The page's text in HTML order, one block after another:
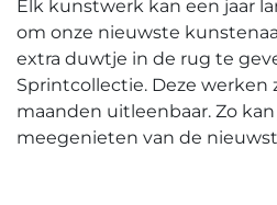
Elk kunstwerk kan een jaar
om onze nieuwste
extra duwtje in de rug te
Sprintcollectie. Deze werken
maanden uitleenbaar. Zo
meegenieten van de